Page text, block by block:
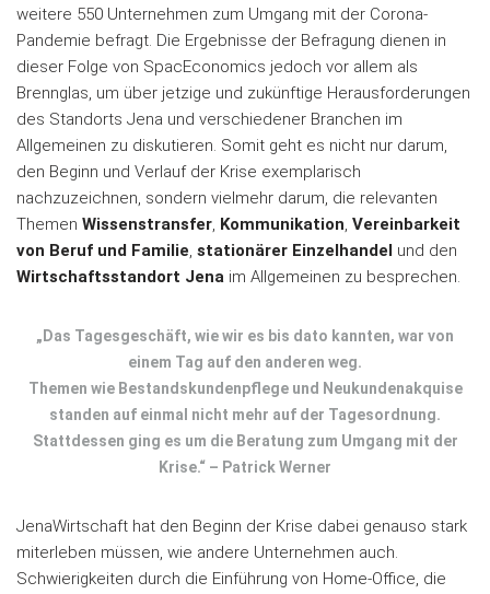
weitere 550 Unternehmen zum Umgang mit der Corona-
Pandemie befragt. Die Ergebnisse der Befragung dienen in
dieser Folge von SpacEconomics jedoch vor allem als
Brennglas, um über jetzige und zukünftige Herausforderungen
des Standorts Jena und verschiedener Branchen im
Allgemeinen zu diskutieren. Somit geht es nicht nur darum,
den Beginn und Verlauf der Krise exemplarisch
nachzuzeichnen, sondern vielmehr darum, die relevanten
Themen Wissenstransfer, Kommunikation, Vereinbarkeit
von Beruf und Familie, stationärer Einzelhandel und den
Wirtschaftsstandort Jena im Allgemeinen zu besprechen.
„Das Tagesgeschäft, wie wir es bis dato kannten, war von
einem Tag auf den anderen weg.
Themen wie Bestandskundenpflege und Neukundenakquise
standen auf einmal nicht mehr auf der Tagesordnung.
Stattdessen ging es um die Beratung zum Umgang mit der
Krise.“ – Patrick Werner
JenaWirtschaft hat den Beginn der Krise dabei genauso stark
miterleben müssen, wie andere Unternehmen auch.
Schwierigkeiten durch die Einführung von Home-Office, die